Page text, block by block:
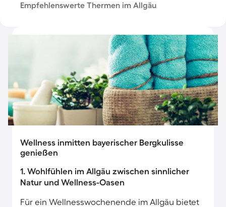
Empfehlenswerte Thermen im Allgäu
Wellness inmitten bayerischer Bergkulisse
genießen
1. Wohlfühlen im Allgäu zwischen sinnlicher
Natur und Wellness-Oasen
Für ein Wellnesswochenende im Allgäu bietet